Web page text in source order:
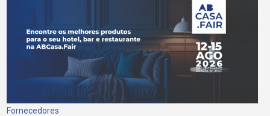
Fornecedores